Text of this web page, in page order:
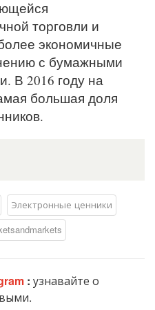
торговли и
экономичные
с бумажными
В 2016 году на
большая доля
Электронные ценники
: узнавайте о